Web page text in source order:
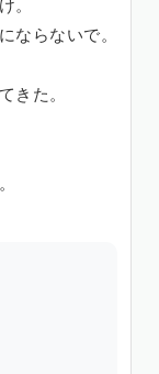
。
ならないで。
きた。